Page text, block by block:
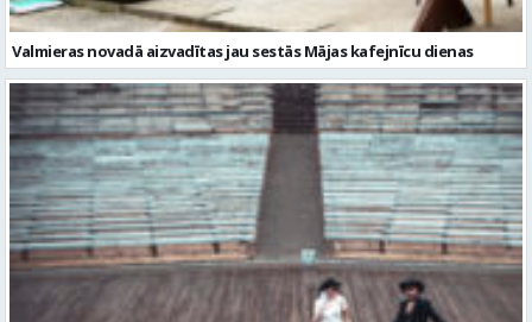
Valmieras novadā aizvadītas jau sestās Mājas kafejnīcu dienas